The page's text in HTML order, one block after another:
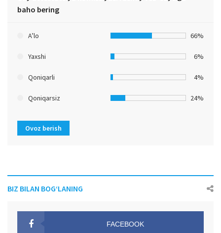
baho bering
A’lo 66%
Yaxshi 6%
Qoniqarli 4%
Qoniqarsiz 24%
Ovoz berish
BIZ BILAN BOG‘LANING
FACEBOOK